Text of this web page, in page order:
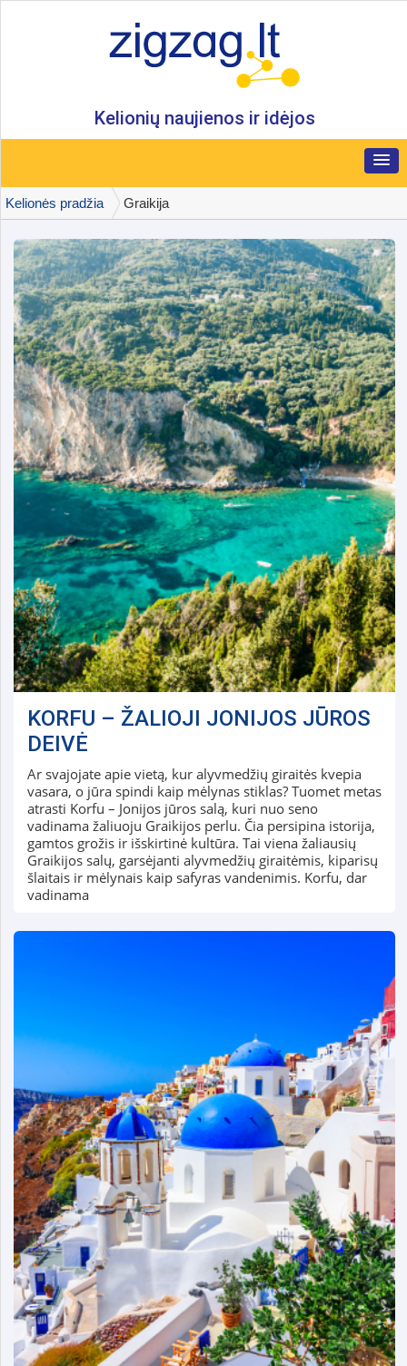
Kelionių naujienos ir idėjos
Kelionės pradžia Graikija
KORFU – ŽALIOJI JONIJOS JŪROS
DEIVĖ
Ar svajojate apie vietą, kur alyvmedžių giraitės kvepia
vasara, o jūra spindi kaip mėlynas stiklas? Tuomet metas
atrasti Korfu – Jonijos jūros salą, kuri nuo seno
vadinama žaliuoju Graikijos perlu. Čia persipina istorija,
gamtos grožis ir išskirtinė kultūra. Tai viena žaliausių
Graikijos salų, garsėjanti alyvmedžių giraitėmis, kiparisų
šlaitais ir mėlynais kaip safyras vandenimis. Korfu, dar
vadinama